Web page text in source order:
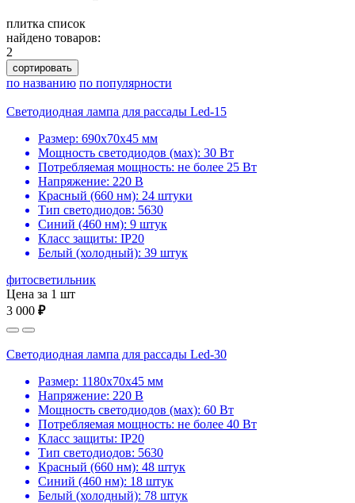
плитка список
найдено товаров:
2
сортировать
по названию по популярности
Светодиодная лампа для рассады Led-15
Размер: 690х70х45 мм
Мощность светодиодов (мах): 30 Вт
Потребляемая мощность: не более 25 Вт
Напряжение: 220 В
Красный (660 нм): 24 штуки
Тип светодиодов: 5630
Синий (460 нм): 9 штук
Класс защиты: IP20
Белый (холодный): 39 штук
фитосветильник
Цена за 1 шт
3 000 ₽
Светодиодная лампа для рассады Led-30
Размер: 1180х70х45 мм
Напряжение: 220 В
Мощность светодиодов (мах): 60 Вт
Потребляемая мощность: не более 40 Вт
Класс защиты: IP20
Тип светодиодов: 5630
Красный (660 нм): 48 штук
Синий (460 нм): 18 штук
Белый (холодный): 78 штук